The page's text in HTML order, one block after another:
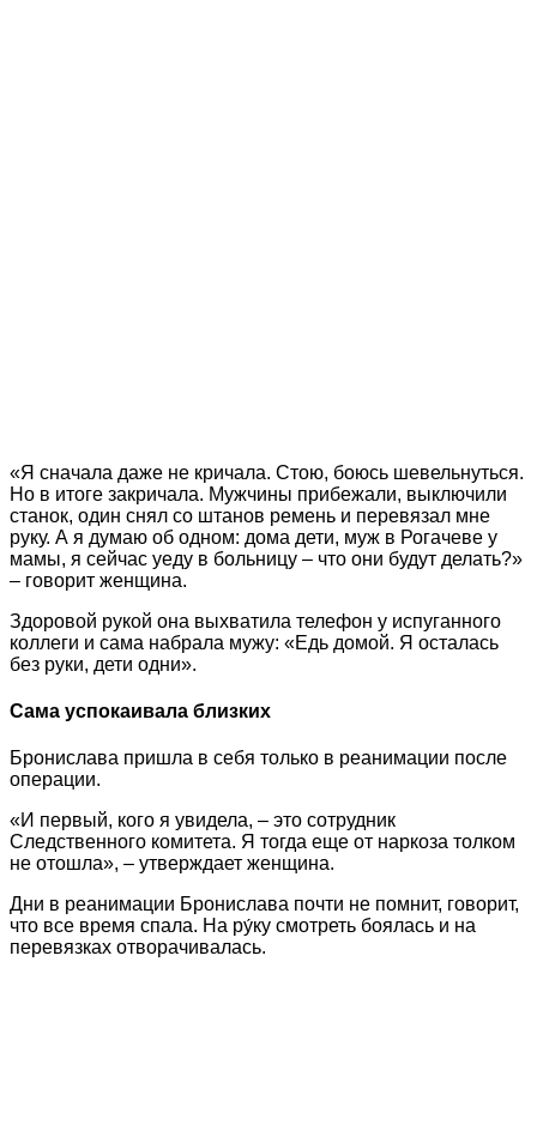
«Я сначала даже не кричала. Стою, боюсь шевельнуться.
Но в итоге закричала. Мужчины прибежали, выключили
станок, один снял со штанов ремень и перевязал мне
руку. А я думаю об одном: дома дети, муж в Рогачеве у
мамы, я сейчас уеду в больницу – что они будут делать?»
– говорит женщина.
Здоровой рукой она выхватила телефон у испуганного
коллеги и сама набрала мужу: «Едь домой. Я осталась
без руки, дети одни».
Сама успокаивала близких
Бронислава пришла в себя только в реанимации после
операции.
«И первый, кого я увидела, – это сотрудник
Следственного комитета. Я тогда еще от наркоза толком
не отошла», – утверждает женщина.
Дни в реанимации Бронислава почти не помнит, говорит,
что все время спала. На ру́ку смотреть боялась и на
перевязках отворачивалась.